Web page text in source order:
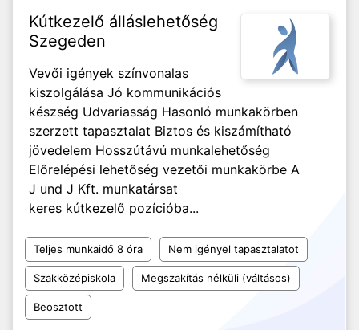
Kútkezelő álláslehetőség
Szegeden
Vevői igények színvonalas
kiszolgálása Jó kommunikációs
készség Udvariasság Hasonló munkakörben
szerzett tapasztalat Biztos és kiszámítható
jövedelem Hosszútávú munkalehetőség
Előrelépési lehetőség vezetői munkakörbe A
J und J Kft. munkatársat
keres kútkezelő pozícióba...
Teljes munkaidő 8 óra Nem igényel tapasztalatot
Szakközépiskola Megszakítás nélküli (váltásos)
Beosztott